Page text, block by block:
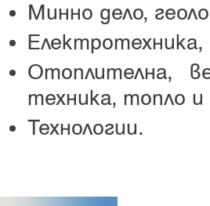
Минно дело,
Отоплителна,
техника, топло и
Технологии.